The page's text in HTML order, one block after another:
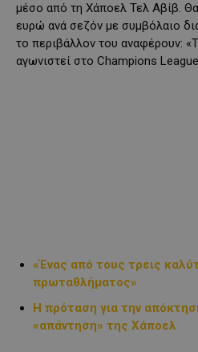
μέσο από τη Χάποελ Τελ Αβίβ.
ευρώ ανά σεζόν με συμβόλαιο
το περιβάλλον του αναφέρουν:
αγωνιστεί στο Champions
«Ένας από τους τρεις
πρωταθλήματος»
Η πρόταση για την
«απάντηση» της Χάποελ